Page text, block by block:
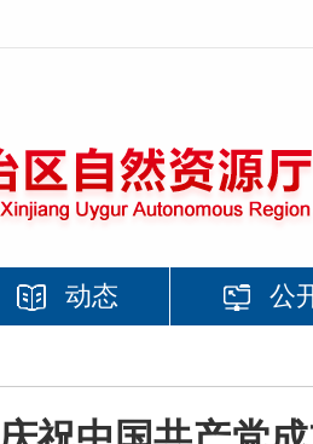
动态 公